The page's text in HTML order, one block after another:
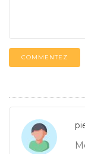
COMMENTEZ